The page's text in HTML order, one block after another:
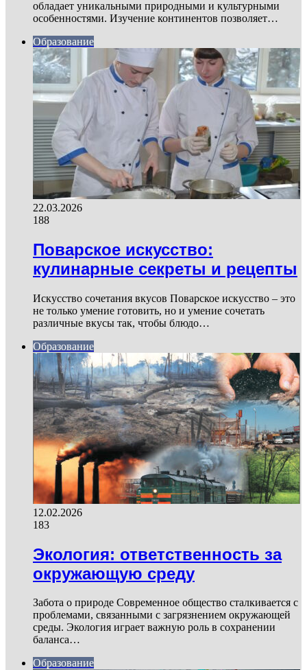
обладает уникальными природными и культурными
особенностями. Изучение континентов позволяет…
Образование
22.03.2026
188
Поварское искусство:
кулинарные секреты и рецепты
Искусство сочетания вкусов Поварское искусство – это
не только умение готовить, но и умение сочетать
различные вкусы так, чтобы блюдо…
Образование
12.02.2026
183
Экология: ответственность за
окружающую среду
Забота о природе Современное общество сталкивается с
проблемами, связанными с загрязнением окружающей
среды. Экология играет важную роль в сохранении
баланса…
Образование